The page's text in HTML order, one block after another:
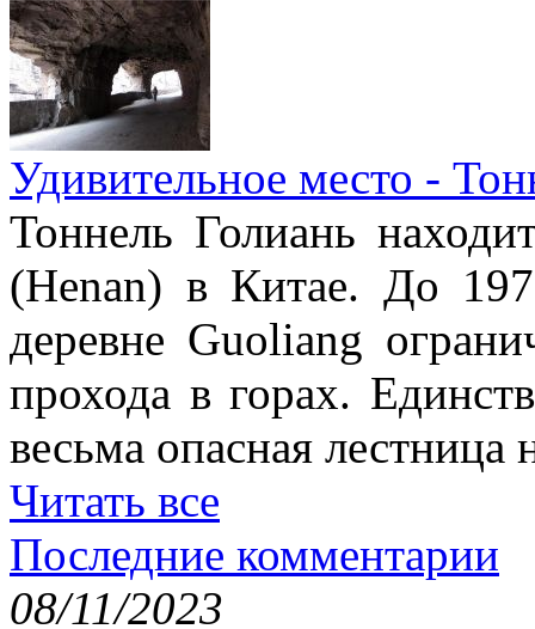
Удивительное место -
Тоннель Голиань
(Henan) в Китае. До
деревне Guoliang
прохода в горах.
весьма опасная лестница
Читать все
Последние комментарии
08/11/2023